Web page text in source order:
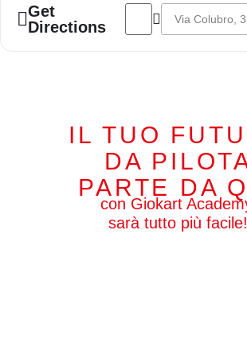
Get
Directions
Address - Italcorse
Destination
IL TUO
DA
PARTE DA
con Giokart
sarà tutto più facile!